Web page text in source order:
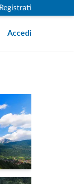
Registrati
Accedi